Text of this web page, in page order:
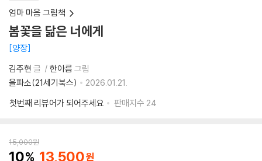
엄마 마음 그림책
봄꽃을 닮은 너에게
양장
김주현 글 한아름 그림
을파소(21세기북스)
2026.01.21.
첫번째 리뷰어가 되어주세요
판매지수 24
15,000원
10 13,500